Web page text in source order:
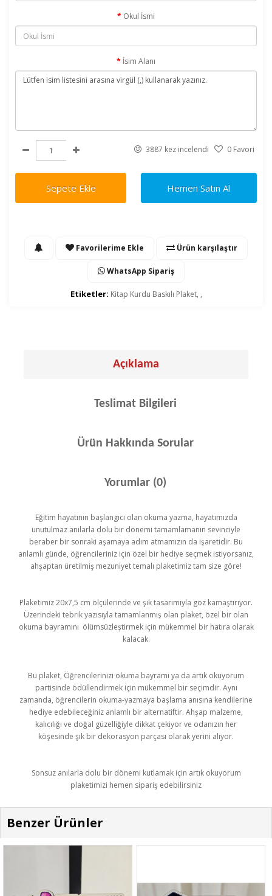
Okul İsmi
İsim Alanı
3887 kez incelendi 0 Favori
Sepete Ekle Hemen Satın Al
Favorilerime Ekle Ürün karşılaştır
WhatsApp Sipariş
Etiketler: Kitap Kurdu Baskılı Plaket, ,
Açıklama
Teslimat Bilgileri
Ürün Hakkında Sorular
Yorumlar (0)
Eğitim hayatının başlangıcı olan okuma yazma, hayatımızda
unutulmaz anılarla dolu bir dönemi tamamlamanın sevinciyle
beraber bir sonraki aşamaya adım atmamızın da işaretidir. Bu
anlamlı günde, öğrencileriniz için özel bir hediye seçmek istiyorsanız,
ahşaptan üretilmiş mezuniyet temalı plaketimiz tam size göre!
Plaketimiz 20x7,5 cm ölçülerinde ve şık tasarımıyla göz kamaştırıyor.
Üzerindeki tebrik yazısıyla tamamlanmış olan plaket, özel bir olan
okuma bayramını ölümsüzleştirmek için mükemmel bir hatıra olarak
kalacak.
Bu plaket, Öğrencilerinizi okuma bayramı ya da artık okuyorum
partisinde ödüllendirmek için mükemmel bir seçimdir. Aynı
zamanda, öğrencilerin okuma-yazmaya başlama anısına kendilerine
hediye edebileceğiniz anlamlı bir alternatiftir. Ahşap malzeme,
kalıcılığı ve doğal güzelliğiyle dikkat çekiyor ve odanızın her
köşesinde şık bir dekorasyon parçası olarak yerini alıyor.
Sonsuz anılarla dolu bir dönemi kutlamak için artık okuyorum
plaketimizi hemen sipariş edebilirsiniz
Benzer Ürünler